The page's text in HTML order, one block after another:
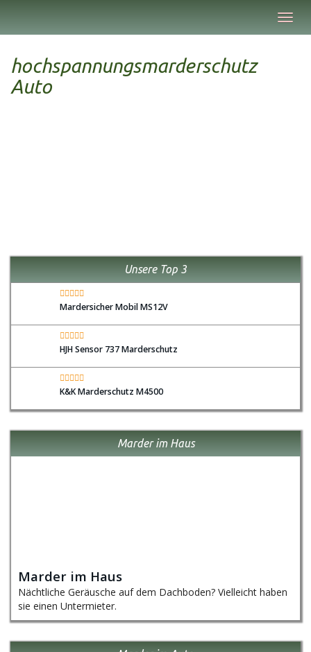
main
hochspannungsmarderschutz
Auto
Unsere Top 3
Mardersicher Mobil MS12V
HJH Sensor 737 Marderschutz
K&K Marderschutz M4500
Marder im Haus
Marder im Haus
Nächtliche Geräusche auf dem Dachboden? Vielleicht haben
sie einen Untermieter.